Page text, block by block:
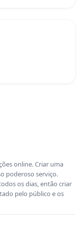
online. Criar uma
poderoso serviço.
os dias, então criar
pelo público e os